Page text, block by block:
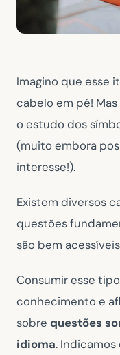
Imagino que esse
cabelo em pé!
o estudo dos
(muito embora
interesse!).
Existem diversos
questões
são bem
Consumir esse
conhecimento e
sobre questões
idioma. Indicamos